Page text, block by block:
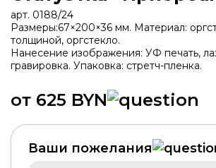
арт. 0188/24
Размеры:67×200×36 мм. Материал:
толщиной, оргстекло.
Нанесение изображения: УФ печать,
гравировка. Упаковка: стретч-пленка.
от 625 BYN
Ваши пожелания